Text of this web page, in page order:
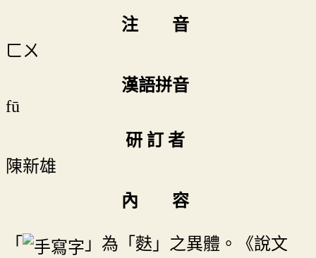
注 音
ㄈㄨ
漢語拼音
fū
研 訂 者
陳新雄
內 容
「
」為「麩」之異體。《說文